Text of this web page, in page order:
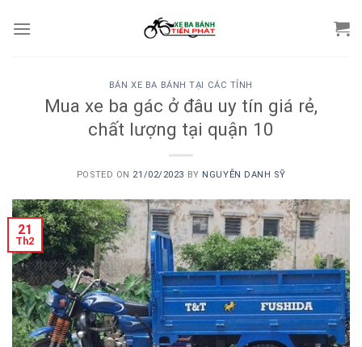
BÁN XE BA BÁNH TẠI CÁC TỈNH
Mua xe ba gác ở đâu uy tín giá rẻ,
chất lượng tại quận 10
POSTED ON 21/02/2023 BY NGUYỄN DANH SỸ
21
Th2